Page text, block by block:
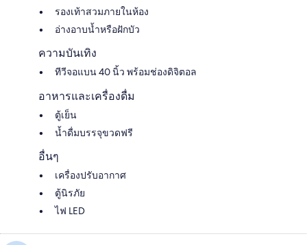
รองเท้าสวมภายในห้อง
อ่างอาบน้ำหรือฝักบัว
ความบันเทิง
ทีวีจอแบน 40 นิ้ว พร้อมช่องดิจิตอล
อาหารและเครื่องดื่ม
ตู้เย็น
น้ำดื่มบรรจุขวดฟรี
อื่นๆ
เครื่องปรับอากาศ
ตู้นิรภัย
ไฟ LED